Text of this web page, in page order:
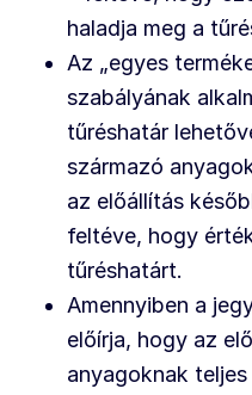
haladja meg a
Az „egyes
szabályának
tűréshatár
származó
az előállítás
feltéve, hogy
tűréshatárt.
Amennyiben a
előírja, hogy az
anyagoknak